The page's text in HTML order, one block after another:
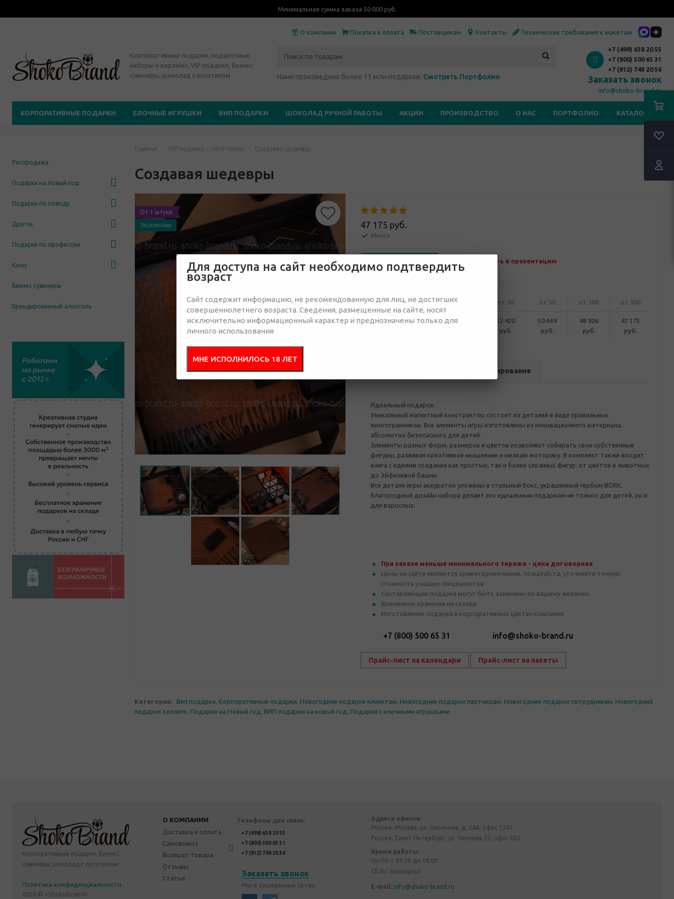
Минимальная сумма заказа 50 000 руб.
О компании Покупка и оплата Поставщикам Контакты Технические требования к макетам
Корпоративные подарки, подарочные
наборы и корзины, VIP подарки, бизнес
сувениры, шоколад с логотипом
Нами произведено более 11 млн.подарков. Смотреть Портфолио
+7 (499) 638 20 55
+7 (800) 500 65 31
+7 (812) 748 20 56
Заказать звонок
info@shoko-brand.ru
КОРПОРАТИВНЫЕ ПОДАРКИ ЕЛОЧНЫЕ ИГРУШКИ ВИП ПОДАРКИ ШОКОЛАД РУЧНОЙ РАБОТЫ АКЦИИ ПРОИЗВОДСТВО О НАС ПОРТФОЛИО КАТАЛОГИ
Распродажа
Подарки на Новый год
Подарки по поводу
Другое
Подарки по профессии
Кому
Бизнес сувениры
Брендированный алкоголь
Главная - VIP-подарки с логотипом - Создавая шедевры
Создавая шедевры
От 1 штуки
Эксклюзив
47 175 руб.
Много
Добавить в презентацию
от 1 от 5 от 10 от 30 от 50 от 100 от 300
55 681
54 894
53 913
52 420
руб.
50 669
руб.
48 926
руб.
47 175
руб.
Брендирование
Идеальный подарок
Уникальный магнитный конструктор состоит из деталей в виде правильных
многогранников. Все элементы игры изготовлены из инновационного материала,
абсолютно безопасного для детей.
Элементы разных форм, размеров и цветов позволяют собирать свои собственные
фигуры, развивая креативное мышление и мелкую моторику. В комплект также входит
книга с идеями создания как простых, так и более сложных фигур: от цветов и животных
до Эйфелевой башни.
Все детали игры аккуратно уложены в стильный бокс, украшенный гербом BORK.
Благородный дизайн набора делает его идеальным подарком не только для детей, но и
для взрослых.
При заказе меньше минимального тиража - цена договорная
Цены на сайте являются ориентировочными, пожалуйста, уточняйте точную
стоимость у наших специалистов
Составляющие подарка могут быть заменены по вашему желанию
Временное хранение на складе
Изготовление подарка в корпоративных цветах компании
+7 (800) 500 65 31 info@shoko-brand.ru
Прайс-лист на календари Прайс-лист на пакеты
Категории: Вип подарки, Корпоративные подарки, Новогодние подарки клиентам, Новогодние подарки партнерам, Новогодние подарки сотрудникам, Новогодний
подарок коллеге, Подарки на Новый год , ВИП подарки на новый год , Подарки с елочными игрушками
Корпоративные подарки, бизнес
сувениры, шоколад с логотипом
Политика конфиденциальности
2026 © «Shokobrand»
О КОМПАНИИ
Доставка и оплата
Самовывоз
Возврат товара
Отзывы
Статьи
Телефоны для связи:
+7 (499) 638 20 55
+7 (800) 500 65 31
+7 (812) 748 20 56
Заказать звонок
Мы в социальных сетях:
Адреса офисов:
Россия, Москва, ул. Смольная, д. 24А, офис 1241
Россия, Санкт-Петербург, ул. Чапаева 25, офис 602
Время работы:
Пн-Пт: с 09:30 до 18:00
Сб,Вс: Выходной
E-mail: info@shoko-brand.ru
Для доступа на сайт необходимо подтвердить
возраст
Сайт содержит информацию, не рекомендованную для лиц, не достигших
совершеннолетнего возраста. Сведения, размещенные на сайте, носят
исключительно информационный характер и преднозначены только для
личного использования
МНЕ ИСПОЛНИЛОСЬ 18 ЛЕТ